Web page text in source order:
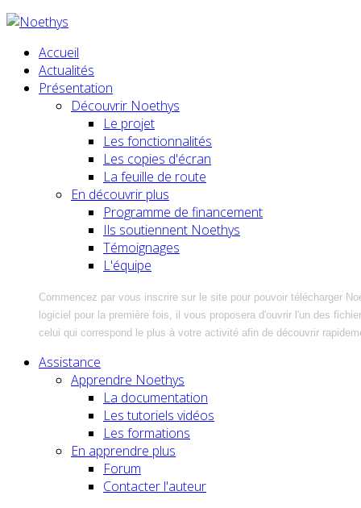
Accueil
Actualités
Présentation
Découvrir Noethys
Le projet
Les fonctionnalités
Les copies d'écran
La feuille de route
En découvrir plus
Programme de financement
Ils soutiennent Noethys
Témoignages
L'équipe
Commencez par vous inscrire sur le site pour pouvoir télécharger
logiciel pour la première fois, il vous proposera d'ouvrir l'un des
celui qui correspond le plus à votre activité afin de découvrir
Assistance
Apprendre Noethys
La documentation
Les tutoriels vidéos
Les formations
En apprendre plus
Forum
Contacter l'auteur